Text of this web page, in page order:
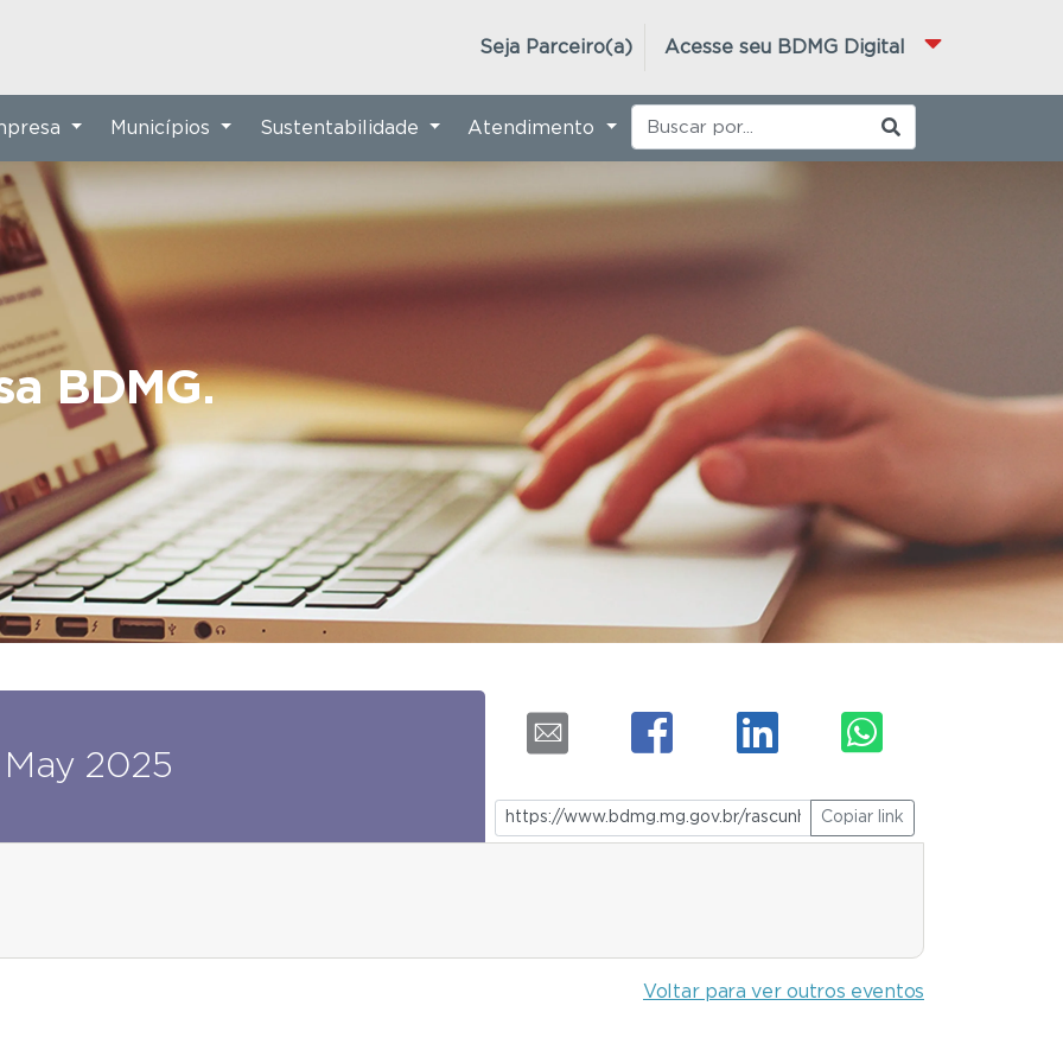
Acesse seu BDMG Digital
Seja Parceiro(a)
BDMG.
Municípios Sustentabilidade Atendimento
May 2025
Copiar link
Voltar para ver outros eventos